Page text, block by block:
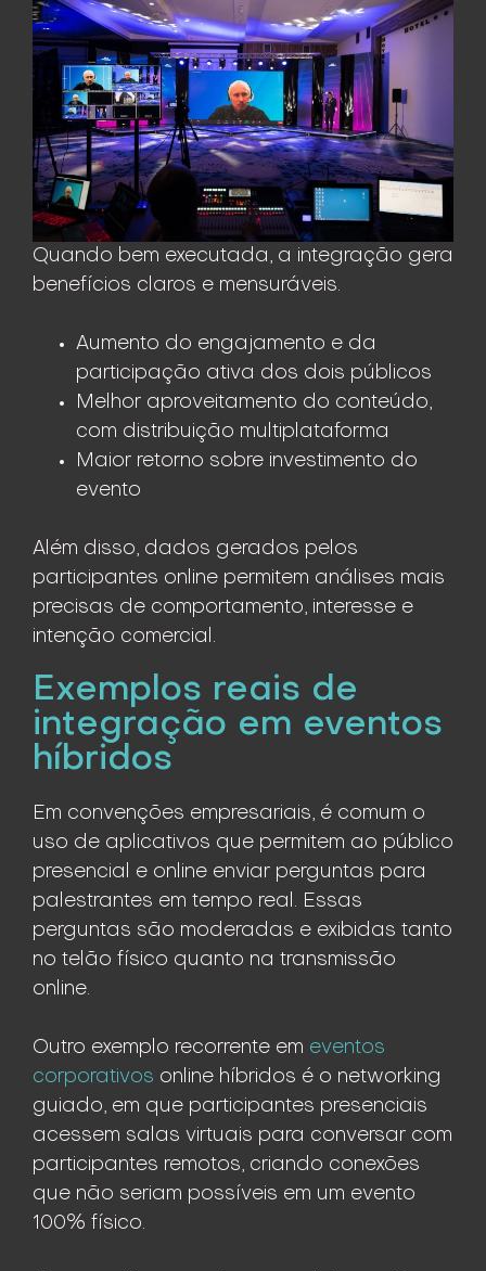
Quando bem executada, a integração gera
benefícios claros e mensuráveis.
Aumento do engajamento e da
participação ativa dos dois públicos
Melhor aproveitamento do conteúdo,
com distribuição multiplataforma
Maior retorno sobre investimento do
evento
Além disso, dados gerados pelos
participantes online permitem análises mais
precisas de comportamento, interesse e
intenção comercial.
Exemplos reais de
integração em eventos
híbridos
Em convenções empresariais, é comum o
uso de aplicativos que permitem ao público
presencial e online enviar perguntas para
palestrantes em tempo real. Essas
perguntas são moderadas e exibidas tanto
no telão físico quanto na transmissão
online.
Outro exemplo recorrente em eventos
corporativos online híbridos é o networking
guiado, em que participantes presenciais
acessem salas virtuais para conversar com
participantes remotos, criando conexões
que não seriam possíveis em um evento
100% físico.